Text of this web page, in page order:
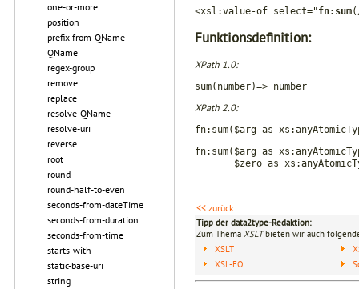
one-or-more
position
prefix-from-QName
QName
regex-group
remove
replace
resolve-QName
resolve-uri
reverse
root
round
round-half-to-even
seconds-from-dateTime
seconds-from-duration
seconds-from-time
starts-with
static-base-uri
string
<xsl:value-of select="fn:sum
Funktionsdefinition:
XPath 1.0:
sum(number)=> number
XPath 2.0:
fn:sum($arg as
fn:sum($arg as
$zero as
<< zurück
Tipp der data2type-Redaktion:
Zum Thema XSLTbieten wir auch
XSLT
XSL-FO